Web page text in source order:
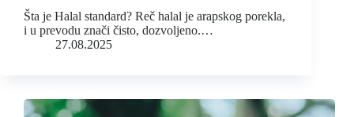
Šta je Halal standard? Reč halal je arapskog porekla,
i u prevodu znači čisto, dozvoljeno.…
27.08.2025